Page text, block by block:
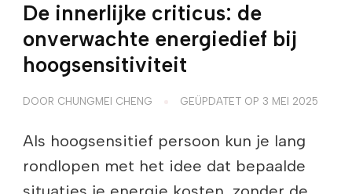
De innerlijke criticus: de
onverwachte energiedief bij
hoogsensitiviteit
DOOR CHUNGMEI CHENG GEÜPDATET OP 3 MEI 2025
Als hoogsensitief persoon kun je lang
rondlopen met het idee dat bepaalde